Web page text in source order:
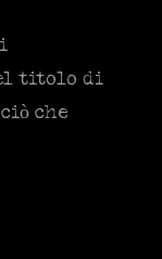
titolo di
che